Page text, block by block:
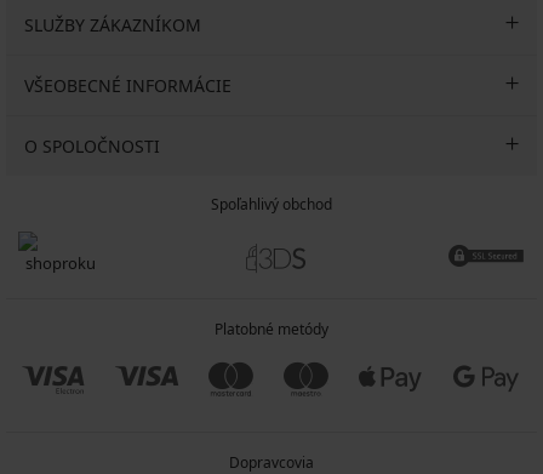
SLUŽBY ZÁKAZNÍKOM
VŠEOBECNÉ INFORMÁCIE
O SPOLOČNOSTI
Spoľahlivý obchod
Platobné metódy
Dopravcovia